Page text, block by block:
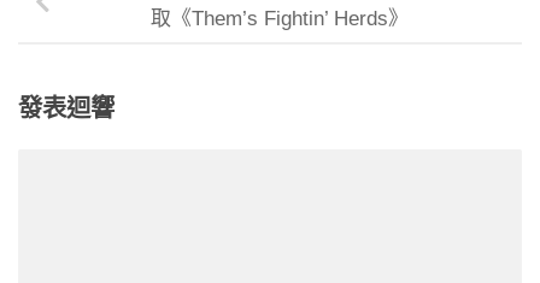
取《Them’s Fightin’ Herds》
發表迴響